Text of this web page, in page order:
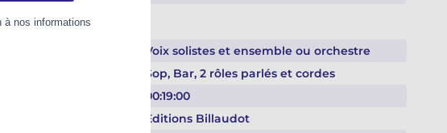
Voix solistes et ensemble ou orchestre
Sop, Bar, 2 rôles parlés et cordes
00:19:00
Éditions Billaudot